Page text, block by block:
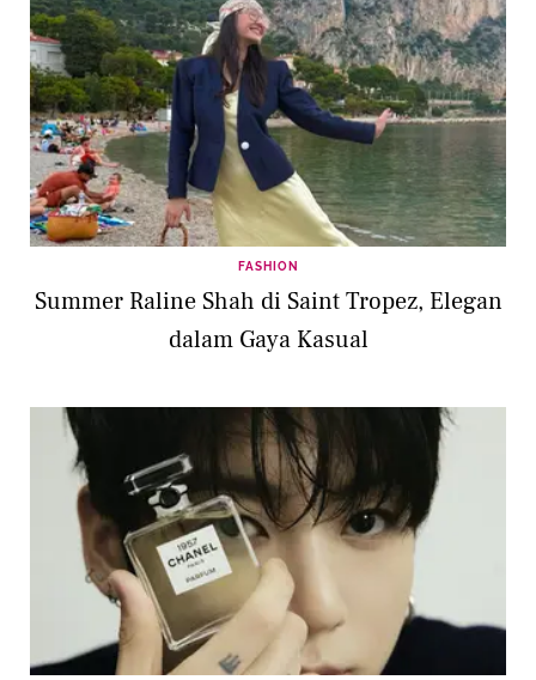
FASHION
Summer Raline Shah di Saint Tropez, Elegan
dalam Gaya Kasual